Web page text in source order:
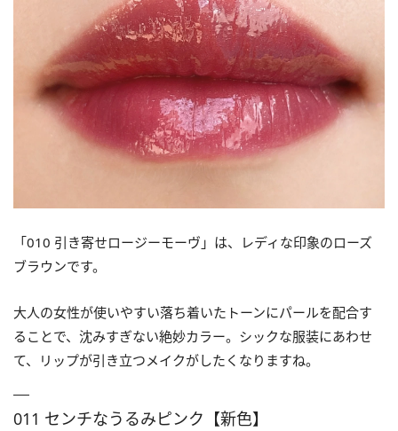
「010 引き寄せロージーモーヴ」は、レディな印象のローズ
ブラウンです。
大人の女性が使いやすい落ち着いたトーンにパールを配合す
ることで、沈みすぎない絶妙カラー。シックな服装にあわせ
て、リップが引き立つメイクがしたくなりますね。
011 センチなうるみピンク【新色】